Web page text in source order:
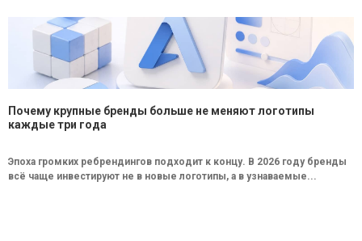
Почему крупные бренды больше не меняют логотипы
каждые три года
Эпоха громких ребрендингов подходит к концу. В 2026 году бренды
всё чаще инвестируют не в новые логотипы, а в узнаваемые...